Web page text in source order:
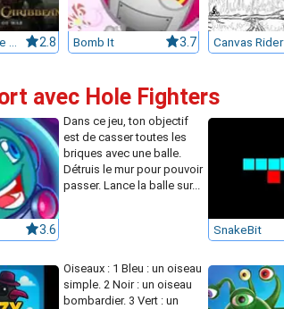
Pirates of the Caribbean 2.8 Bomb It 3.7 Canvas Rider
avec Hole Fighters
3.6
Dans ce jeu, ton objectif
est de casser toutes les
briques avec une balle.
Détruis le mur pour pouvoir
passer. Lance la balle sur...
SnakeBit
Oiseaux : 1 Bleu : un oiseau
simple. 2 Noir : un oiseau
bombardier. 3 Vert : un